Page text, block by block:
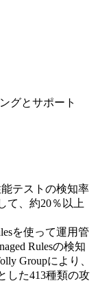
グとサポート
テストの検知率
て、約20％以上
を使って運用管
Rulesの検知
Groupにより、
した413種類の攻